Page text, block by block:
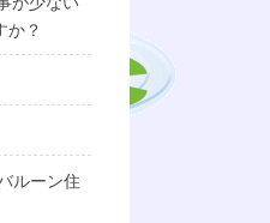
か？
ルーン住